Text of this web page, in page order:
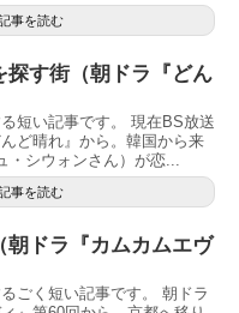
事を読む
探す街（朝ドラ『どん
短い記事です。 現在BS放送
ど晴れ』から。韓国から来
・シウォンさん）が恋...
事を読む
朝ドラ『カムカムエヴ
ごく短い記事です。 朝ドラ